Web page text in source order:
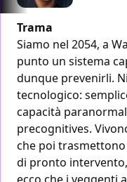
Trama
Siamo nel 2054, a
punto un sistema
dunque prevenirli.
tecnologico:
capacità
precognitives.
che poi
di pronto